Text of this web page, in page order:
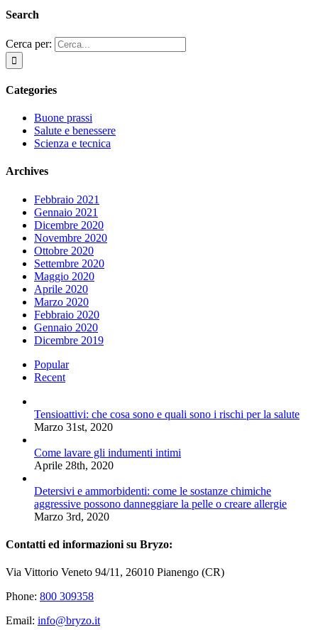
Search
Cerca per:
Categories
Buone prassi
Salute e benessere
Scienza e tecnica
Archives
Febbraio 2021
Gennaio 2021
Dicembre 2020
Novembre 2020
Ottobre 2020
Settembre 2020
Maggio 2020
Aprile 2020
Marzo 2020
Febbraio 2020
Gennaio 2020
Dicembre 2019
Popular
Recent
Tensioattivi: che cosa sono e quali sono i rischi per la salute
Marzo 31st, 2020
Come lavare gli indumenti intimi
Aprile 28th, 2020
Detersivi e ammorbidenti: come le sostanze chimiche
aggressive possono danneggiare la pelle o creare allergie
Marzo 3rd, 2020
Contatti ed informazioni su Bryzo:
Via Vittorio Veneto 94/11, 26010 Pianengo (CR)
Phone: 800 309358
Email: info@bryzo.it